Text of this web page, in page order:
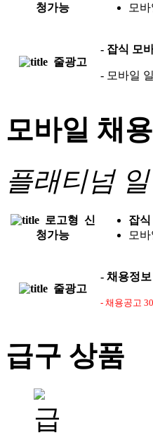
청가능
모
줄광고
- 잡식 모
- 모바일
모바일 채
플래티넘
로고형 신
청가능
잡
모
줄광고
- 채용정
- 채용공고
급구 상품